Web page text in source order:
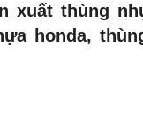
xuất thùng
honda,